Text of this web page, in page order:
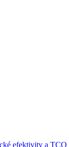
efektivity a TCO